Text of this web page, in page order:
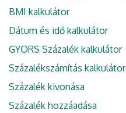
BMI kalkulátor
Dátum és idő kalkulátor
GYORS Százalék kalkulátor
Százalékszámítás kalkulátor
Százalék kivonása
Százalék hozzáadása